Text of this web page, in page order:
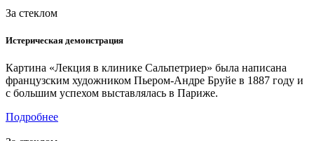
За стеклом
Истерическая демонстрация
Картина «Лекция в клинике Сальпетриер» была написана
французским художником Пьером-Андре Бруйе в 1887 году и
с большим успехом выставлялась в Париже.
Подробнее